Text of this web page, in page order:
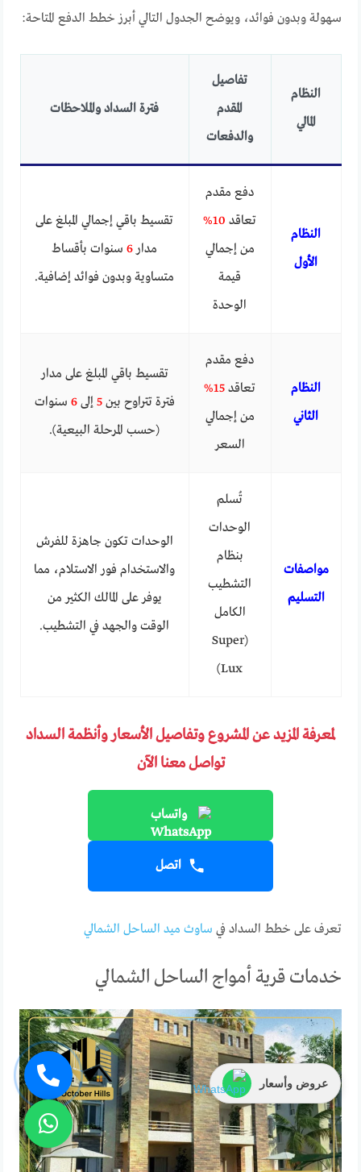
سهولة وبدون فوائد، ويوضح الجدول التالي أبرز خطط الدفع المتاحة:
النظام
المالي
تفاصيل
المقدم
والدفعات
فترة السداد والملاحظات
النظام
الأول
دفع مقدم
تعاقد 10%
من إجمالي
قيمة
الوحدة
تقسيط باقي إجمالي المبلغ على
مدار 6سنوات بأقساط
متساوية وبدون فوائد إضافية.
النظام
الثاني
دفع مقدم
تعاقد 15%
من إجمالي
السعر
تقسيط باقي المبلغ على مدار
فترة تتراوح بين5 إلى6 سنوات
(حسب المرحلة البيعية).
مواصفات
التسليم
تُسلم
الوحدات
بنظام
التشطيب
الكامل
(Super
Lux)
الوحدات تكون جاهزة للفرش
والاستخدام فور الاستلام، مما
يوفر على المالك الكثير من
الوقت والجهد في التشطيب.
لمعرفة المزيد عن المشروع وتفاصيل الأسعار وأنظمة السداد
تواصل معنا الآن
واتساب
اتصل
تعرف على خطط السداد في ساوث ميد الساحل الشمالي
خدمات قرية أمواج الساحل الشمالي
عروض وأسعار